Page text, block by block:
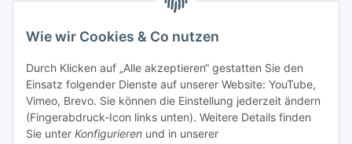
Wie wir Cookies & Co nutzen
Durch Klicken auf „Alle akzeptieren“ gestatten Sie den
Einsatz folgender Dienste auf unserer Website: YouTube,
Vimeo, Brevo. Sie können die Einstellung jederzeit ändern
(Fingerabdruck-Icon links unten). Weitere Details finden
Sie unter Konfigurieren und in unserer
Laden - Öffnungszeiten:
Montag 09:00Uhr bis
16:00 Uhr
Dienstag
09:00 Uhr bis
17:00 Uhr
Mittwoch
09:00 Uhr bis 16:00 Uhr
Donnerstag
09:00 Uhr bis 17:00 Uhr